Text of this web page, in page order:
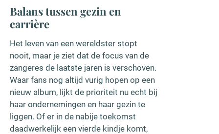
Balans tussen gezin en
carrière
Het leven van een wereldster stopt
nooit, maar je ziet dat de focus van de
zangeres de laatste jaren is verschoven.
Waar fans nog altijd vurig hopen op een
nieuw album, lijkt de prioriteit nu echt bij
haar ondernemingen en haar gezin te
liggen. Of er in de nabije toekomst
daadwerkelijk een vierde kindje komt,